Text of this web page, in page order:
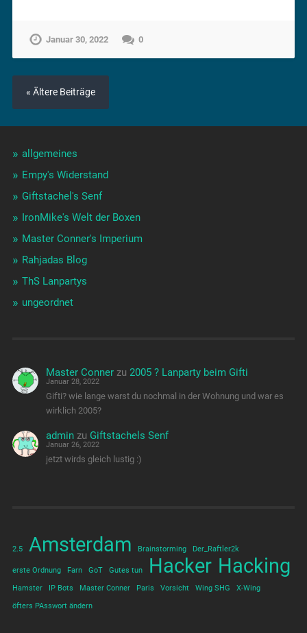
Januar 30, 2022 0
« Ältere Beiträge
allgemeines
Empy's Widerstand
Giftstachel's Senf
IronMike's Welt der Boxen
Master Conner's Imperium
Rahjadas Blog
ThS Lanpartys
ungeordnet
Master Conner zu2005 ? Lanparty beim Gifti
Januar 28, 2022
Gifti? wie lange warst du nochmal in der Wohnung und war es
wirklich 2005?
admin zu Giftstachels Senf
Januar 26, 2022
jetzt wirds gleich lustig :)
2.5 Amsterdam Brainstorming Der_Raftler2k
erste Ordnung Farn GoT Gutes tun Hacker Hacking
Hamster IP Bots Master Conner Paris Vorsicht Wing SHG
X-Wing
öfters PAsswort ändern